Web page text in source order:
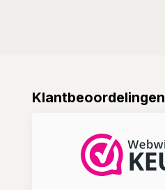
Klantbeoordelingen